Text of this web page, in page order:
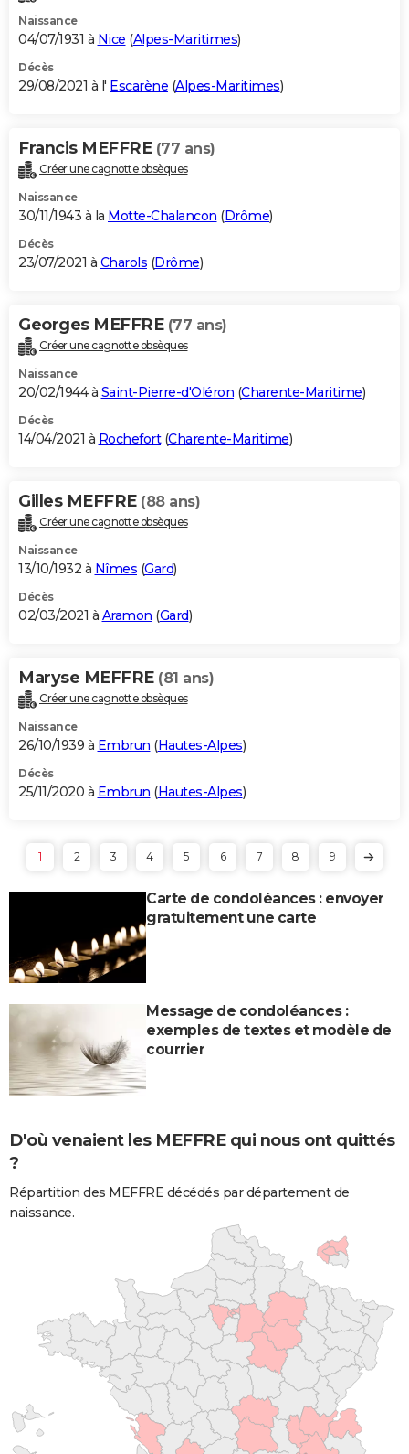
Naissance
04/07/1931 à Nice (Alpes-Maritimes)
Décès
29/08/2021 à l' Escarène (Alpes-Maritimes)
Francis MEFFRE (77 ans)
Créer une cagnotte obsèques
Naissance
30/11/1943 à la Motte-Chalancon (Drôme)
Décès
23/07/2021 à Charols (Drôme)
Georges MEFFRE (77 ans)
Créer une cagnotte obsèques
Naissance
20/02/1944 à Saint-Pierre-d'Oléron (Charente-Maritime)
Décès
14/04/2021 à Rochefort(Charente-Maritime)
Gilles MEFFRE (88 ans)
Créer une cagnotte obsèques
Naissance
13/10/1932 à Nîmes (Gard)
Décès
02/03/2021 à Aramon (Gard)
Maryse MEFFRE (81 ans)
Créer une cagnotte obsèques
Naissance
26/10/1939 à Embrun (Hautes-Alpes)
Décès
25/11/2020 à Embrun (Hautes-Alpes)
1 2 3 4 5 6 7 8 9
Carte de condoléances : envoyer
gratuitement une carte
Message de condoléances :
exemples de textes et modèle de
courrier
D'où venaient les MEFFRE qui nous ont quittés
?
Répartition des MEFFRE décédés par département de
naissance.